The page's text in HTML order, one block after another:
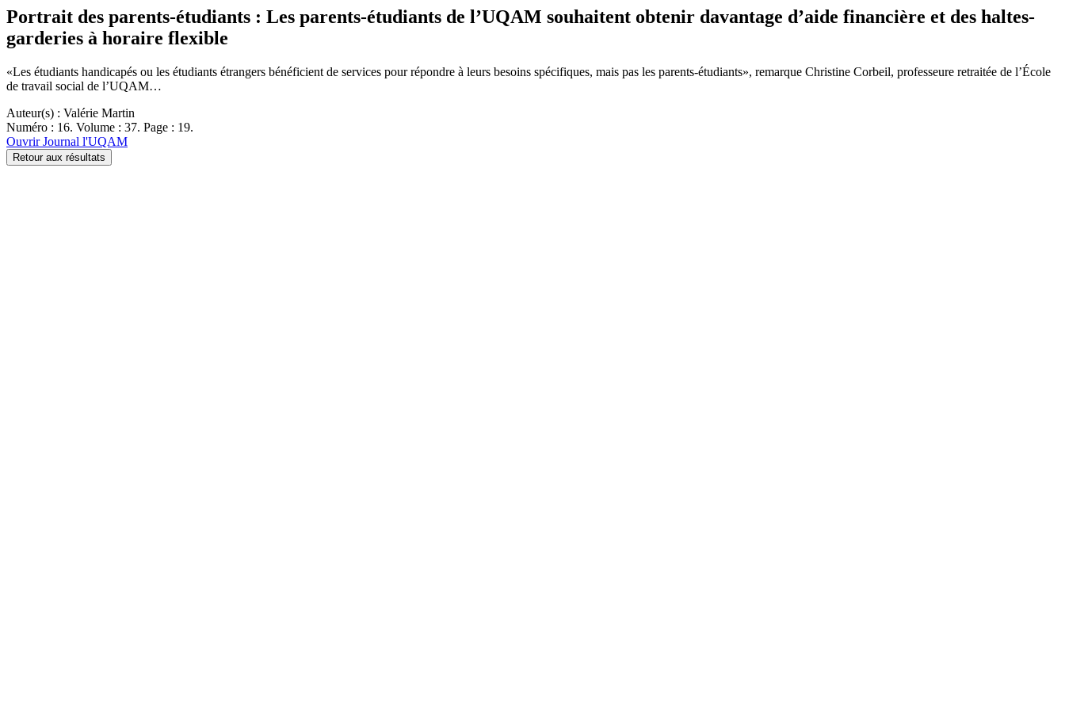
Portrait des parents-étudiants : Les parents-étudiants de l’UQAM souhaitent obtenir davantage d’aide financière et des haltes-
garderies à horaire flexible
«Les étudiants handicapés ou les étudiants étrangers bénéficient de services pour répondre à leurs besoins spécifiques, mais pas les parents-étudiants», remarque Christine Corbeil, professeure retraitée de l’École
de travail social de l’UQAM…
Auteur(s) : Valérie Martin
Numéro : 16. Volume : 37. Page : 19.
Ouvrir Journal l'UQAM
Retour aux résultats